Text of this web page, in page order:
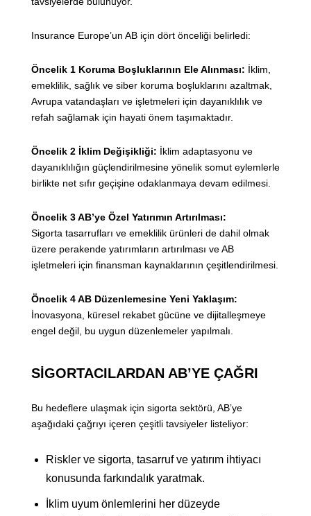
Insurance Europe’un AB için dört önceliği belirledi:
Öncelik 1 Koruma Boşluklarının Ele Alınması: İklim,
emeklilik, sağlık ve siber koruma boşluklarını azaltmak,
Avrupa vatandaşları ve işletmeleri için dayanıklılık ve
refah sağlamak için hayati önem taşımaktadır.
Öncelik 2 İklim Değişikliği: İklim adaptasyonu ve
dayanıklılığın güçlendirilmesine yönelik somut eylemlerle
birlikte net sıfır geçişine odaklanmaya devam edilmesi.
Öncelik 3 AB’ye Özel Yatırımın Artırılması:
Sigorta tasarrufları ve emeklilik ürünleri de dahil olmak
üzere perakende yatırımların artırılması ve AB
işletmeleri için finansman kaynaklarının çeşitlendirilmesi.
Öncelik 4 AB Düzenlemesine Yeni Yaklaşım:
İnovasyona, küresel rekabet gücüne ve dijitalleşmeye
engel değil, bu uygun düzenlemeler yapılmalı.
SİGORTACILARDAN AB’YE ÇAĞRI
Bu hedeflere ulaşmak için sigorta sektörü, AB’ye
aşağıdaki çağrıyı içeren çeşitli tavsiyeler listeliyor:
Riskler ve sigorta, tasarruf ve yatırım ihtiyacı
konusunda farkındalık yaratmak.
İklim uyum önlemlerini her düzeyde